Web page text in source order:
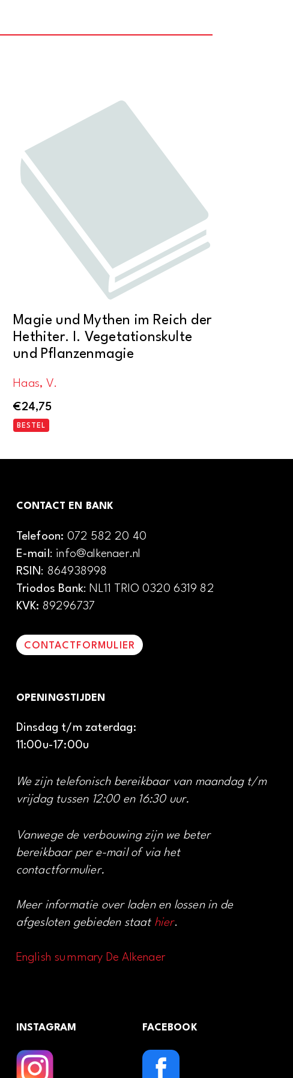
Magie und Mythen im Reich der
Hethiter. I. Vegetationskulte
und Pflanzenmagie
Haas, V.
€24,75
BESTEL
CONTACT EN BANK
Telefoon: 072 582 20 40
E-mail: info@alkenaer.nl
RSIN: 864938998
Triodos Bank: NL11 TRIO 0320 6319 82
KVK: 89296737
CONTACTFORMULIER
OPENINGSTIJDEN
Dinsdag t/m zaterdag:
11:00u-17:00u
We zijn telefonisch bereikbaar van maandag t/m
vrijdag tussen 12:00 en 16:30 uur.
Vanwege de verbouwing zijn we beter
bereikbaar per e-mail of via het
contactformulier.
Meer informatie over laden en lossen in de
afgesloten gebieden staat hier.
English summary De Alkenaer
INSTAGRAM FACEBOOK